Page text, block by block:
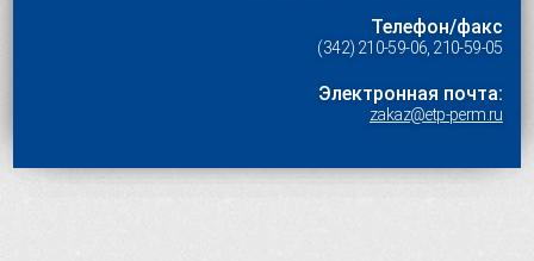
Телефон/факс
(342) 210-59-06, 210-59-05
Электронная почта:
zakaz@etp-perm.ru